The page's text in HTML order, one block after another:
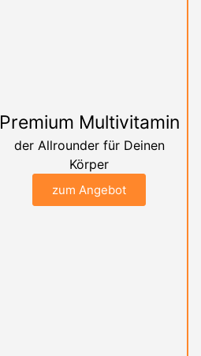
Premium Multivitamin
der Allrounder für Deinen
Körper
zum Angebot